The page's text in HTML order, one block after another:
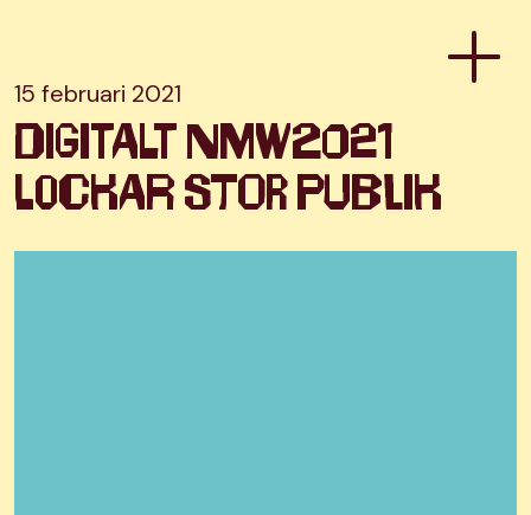
15 februari 2021
Digitalt NMW2021
lockar stor publik